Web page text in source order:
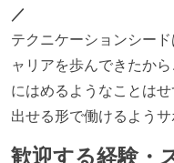
／
テクニケーションシー
ャリアを歩んできたか
にはめるようなことは
出せる形で働けるよう
歓迎する経験・